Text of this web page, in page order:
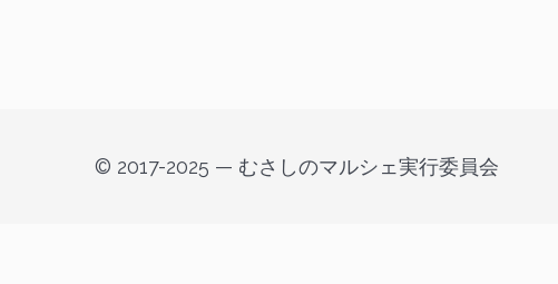
© 2017-2025 — むさしのマルシェ実行委員会